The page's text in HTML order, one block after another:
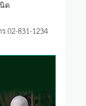
ด
.02-831-1234